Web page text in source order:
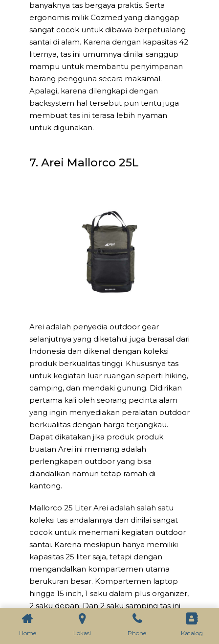
banyaknya tas bergaya praktis. Serta
ergonomis milik Cozmed yang dianggap
sangat cocok untuk dibawa berpetualang
santai di alam. Karena dengan kapasitas 42
liternya, tas ini umumnya dinilai sanggup
mampu untuk membantu penyimpanan
barang pengguna secara maksimal.
Apalagi, karena dilengkapi dengan
backsystem hal tersebut pun tentu juga
membuat tas ini terasa lebih nyaman
untuk digunakan.
7. Arei Mallorco 25L
Arei adalah penyedia outdoor gear
selanjutnya yang diketahui juga berasal dari
Indonesia dan dikenal dengan koleksi
produk berkualitas tinggi. Khususnya tas
untuk kegiatan luar ruangan seperti hiking,
camping, dan mendaki gunung. Didirikan
pertama kali oleh seorang pecinta alam
yang ingin menyediakan peralatan outdoor
berkualitas dengan harga terjangkau.
Dapat dikatakan jika produk produk
buatan Arei ini memang adalah
perlengkapan outdoor yang bisa
diandalkan namun tetap ramah di
kantong.
Mallorco 25 Liter Arei adalah salah satu
koleksi tas andalannya dan dinilai sangat
cocok untuk menemani kegiatan outdoor
santai. Karena meskipun hanya memiliki
kapasitas 25 liter saja, tetapi dengan
mengandalkan kompartemen utama
berukuran besar. Kompartemen laptop
hingga 15 inch, 1 saku dalam plus organizer,
2 saku depan. Dan 2 saku samping tas ini
tentunya dapat menampung banyak
barang bawaan penggunanya secara
Home Lokasi Phone Katalog